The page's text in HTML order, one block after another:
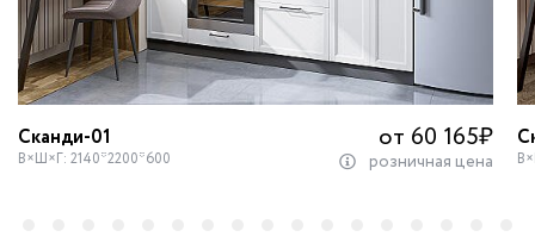
Сканди-01 от 60 165₽
В×Ш×Г: 2140*2200*600 розничная цена